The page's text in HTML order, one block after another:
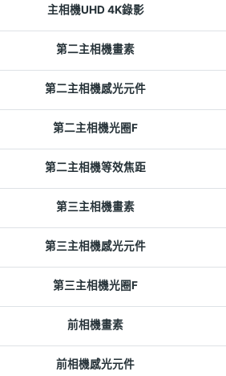
主相機UHD 4K錄影
第二主相機畫素
第二主相機感光元件
第二主相機光圈F
第二主相機等效焦距
第三主相機畫素
第三主相機感光元件
第三主相機光圈F
前相機畫素
前相機感光元件